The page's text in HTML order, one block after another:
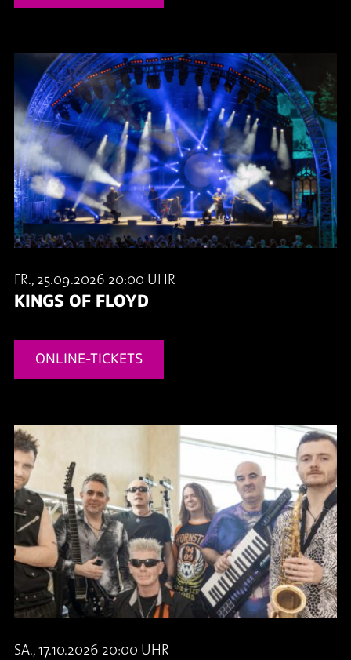
FR., 25.09.2026 20:00 UHR
KINGS OF FLOYD
ONLINE-TICKETS
SA., 17.10.2026 20:00 UHR